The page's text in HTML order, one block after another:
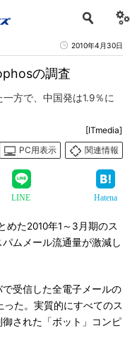
2010年4月30日
の調査
方で、中国発は1.9％に
[ITmedia]
PC用表示
関連情報
LINE Hatena
た2010年1～3月期のス
ムメール流通量が激減し
受信した全電子メールの
た。実質的にすべてのス
された「ボット」コンピ